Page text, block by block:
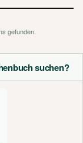
suchen?
gefunden.